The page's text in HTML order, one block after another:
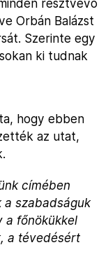
résztvevő
Orbán Balázst
Szerinte egy
ki tudnak
hogy ebben
az utat,
címében
a szabadságuk
a főnökükkel
a tévedésért